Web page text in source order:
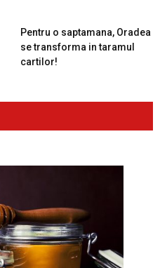
Pentru o saptamana, Oradea
se transforma in taramul
cartilor!